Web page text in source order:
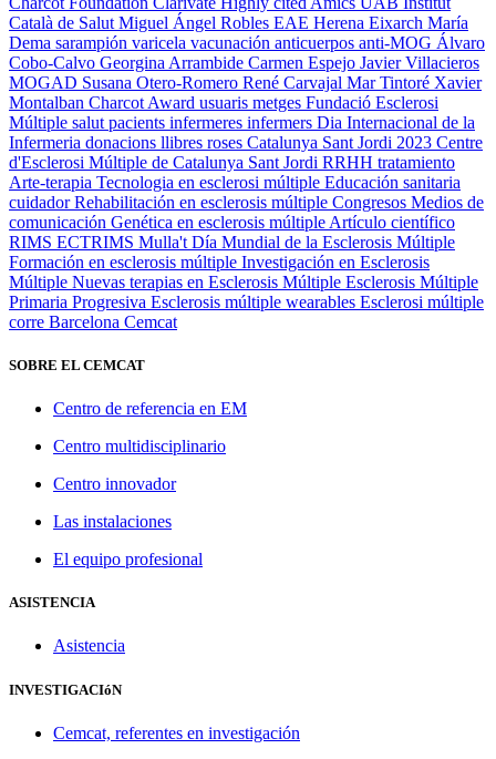
Català de Salut Miguel Ángel Robles EAE Herena Eixarch María
Dema sarampión varicela vacunación anticuerpos anti-MOG Álvaro
Cobo-Calvo Georgina Arrambide Carmen Espejo Javier Villacieros
MOGAD Susana Otero-Romero René Carvajal Mar Tintoré Xavier
Montalban Charcot Award usuaris metges Fundació Esclerosi
Múltiple salut pacients infermeres infermers Dia Internacional de la
Infermeria donacions llibres roses Catalunya Sant Jordi 2023 Centre
d'Esclerosi Múltiple de Catalunya Sant Jordi RRHH tratamiento
Arte-terapia Tecnologia en esclerosi múltiple Educación sanitaria
cuidadorRehabilitación en esclerosis múltiple Congresos Medios de
comunicación Genética en esclerosis múltiple Artículo científico
RIMS ECTRIMS Mulla't Día Mundial de la Esclerosis Múltiple
Formación en esclerosis múltiple Investigación en Esclerosis
Múltiple Nuevas terapias en Esclerosis Múltiple Esclerosis Múltiple
Primaria Progresiva Esclerosis múltiple wearables Esclerosi múltiple
corre Barcelona Cemcat
SOBRE EL CEMCAT
Centro de referencia en EM
Centro multidisciplinario
Centro innovador
Las instalaciones
El equipo profesional
ASISTENCIA
Asistencia
INVESTIGACIóN
Cemcat, referentes en investigación